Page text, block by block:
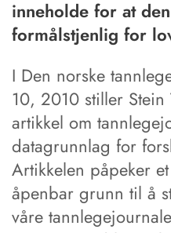
inneholde for at
formålstjenlig for
I Den norske
10, 2010 stiller Stein
artikkel om
datagrunnlag for
Artikkelen påpeker
åpenbar grunn til å
våre